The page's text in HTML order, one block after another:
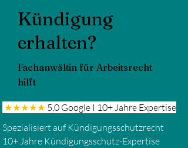
Kündigung
erhalten?
Fachanwältin für Arbeitsrecht
hilft
★★★★★ 5,0 Google I 10+ Jahre Expertise
Spezialisiert auf Kündigungsschutzrecht
10+ Jahre Kündigungsschutz-Expertise